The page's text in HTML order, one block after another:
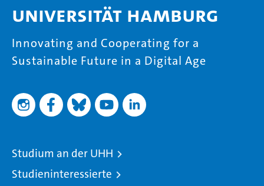
Universität Hamburg
Innovating and Cooperating for a
Sustainable Future in a Digital Age
Studium an der UHH
Studieninteressierte